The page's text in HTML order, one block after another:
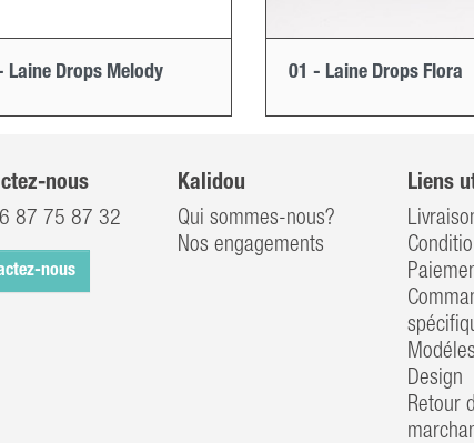
Laine Drops Melody 01 - Laine Drops Flora
nous
87 75 87 32
nous
Kalidou
Qui sommes-nous?
Nos engagements
Liens
Design
Retour